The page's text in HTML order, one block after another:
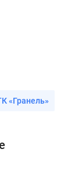
«Гранель»